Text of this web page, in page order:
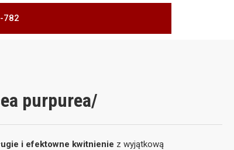
782
purpurea/
i efektowne kwitnienie z wyjątkową